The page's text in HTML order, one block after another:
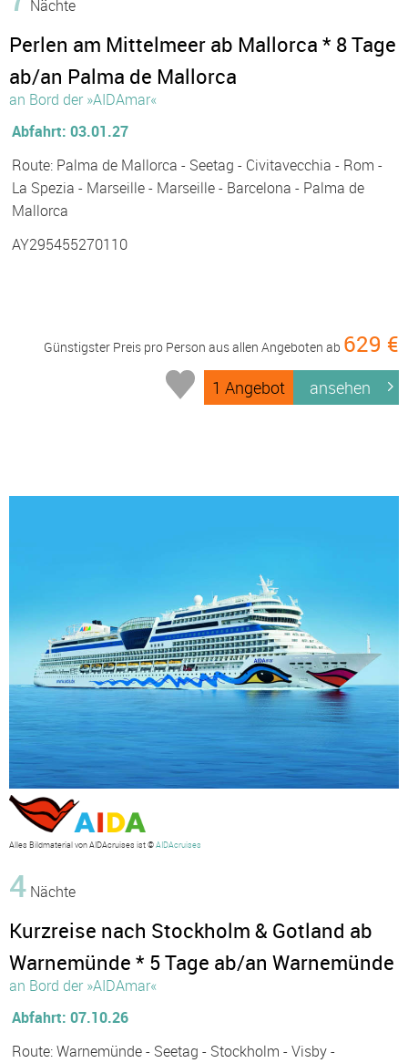
Nächte
Perlen am Mittelmeer ab Mallorca * 8 Tage
ab/an Palma de Mallorca
an Bord der »AIDAmar«
Abfahrt: 03.01.27
Route: Palma de Mallorca - Seetag - Civitavecchia - Rom -
La Spezia - Marseille - Marseille - Barcelona - Palma de
Mallorca
AY295455270110
Günstigster Preis pro Person aus allen Angeboten ab 629 €
1 Angebot ansehen
Alles Bildmaterial von AIDAcruises ist ©AIDAcruises
4 Nächte
Kurzreise nach Stockholm & Gotland ab
Warnemünde * 5 Tage ab/an Warnemünde
an Bord der »AIDAmar«
Abfahrt: 07.10.26
Route: Warnemünde - Seetag - Stockholm - Visby -